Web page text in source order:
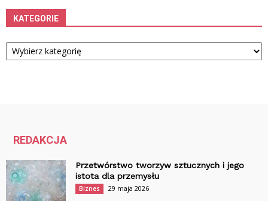
KATEGORIE
Kategorie
REDAKCJA
Przetwórstwo tworzyw sztucznych i jego
istota dla przemysłu
Biznes 29 maja 2026